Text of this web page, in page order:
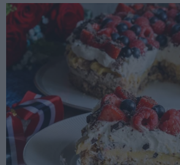
Hopp
hovedinnhold